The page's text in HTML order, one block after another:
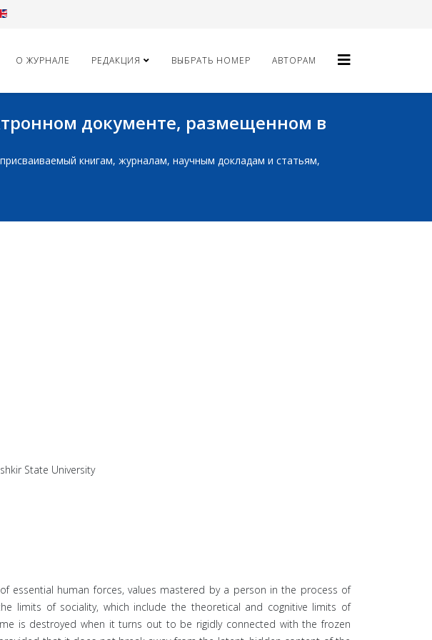
О ЖУРНАЛЕ РЕДАКЦИЯ ВЫБРАТЬ НОМЕР АВТОРАМ
документе, размещенном в
книгам, журналам, научным докладам и статьям,
State University
essential human forces, values mastered by a person in the process of
limits of sociality, which include the theoretical and cognitive limits of
is destroyed when it turns out to be rigidly connected with the frozen